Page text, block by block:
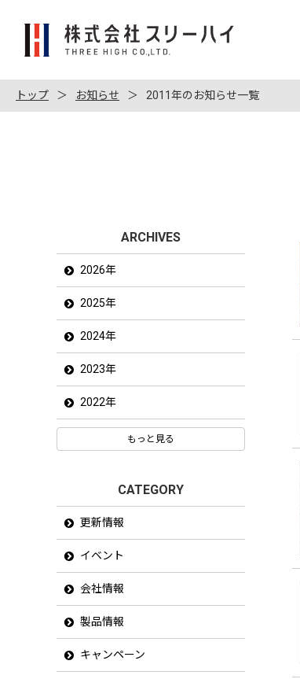
式
社
ス
トップ お知らせ 2011年のお知らせ一覧
ARCHIVES
2026年
2025年
2024年
2023年
2022年
もっと見る
CATEGORY
更新情報
イベント
会社情報
製品情報
キャンペーン